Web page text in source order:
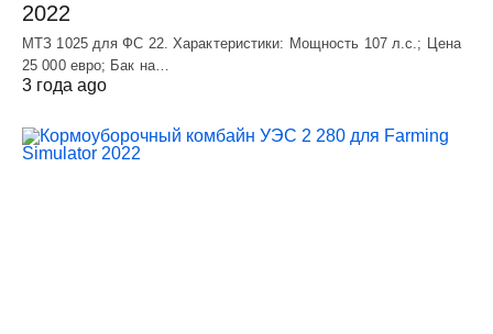
2022
МТЗ 1025 для ФС 22. Характеристики: Мощность 107 л.c.; Цена
25 000 евро; Бак на…
3 года ago